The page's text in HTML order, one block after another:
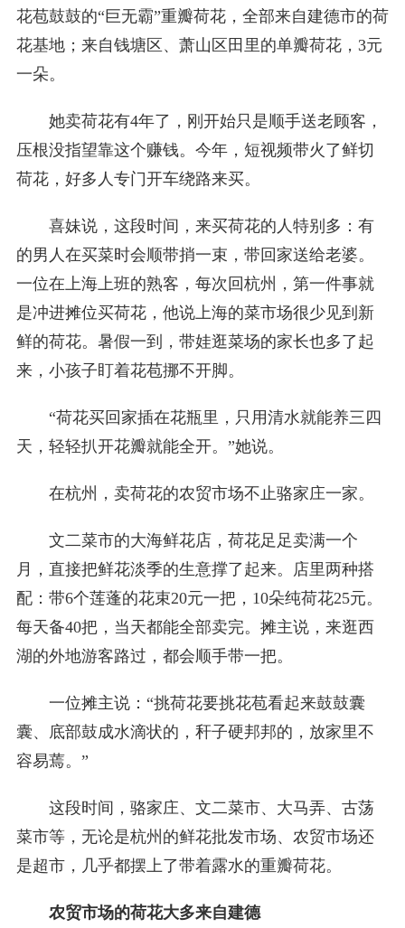
花苞鼓鼓的“巨无霸”重瓣荷花，全部来自建德市的荷
花基地；来自钱塘区、萧山区田里的单瓣荷花，3元
一朵。
她卖荷花有4年了，刚开始只是顺手送老顾客，
压根没指望靠这个赚钱。今年，短视频带火了鲜切
荷花，好多人专门开车绕路来买。
喜妹说，这段时间，来买荷花的人特别多：有
的男人在买菜时会顺带捎一束，带回家送给老婆。
一位在上海上班的熟客，每次回杭州，第一件事就
是冲进摊位买荷花，他说上海的菜市场很少见到新
鲜的荷花。暑假一到，带娃逛菜场的家长也多了起
来，小孩子盯着花苞挪不开脚。
“荷花买回家插在花瓶里，只用清水就能养三四
天，轻轻扒开花瓣就能全开。”她说。
在杭州，卖荷花的农贸市场不止骆家庄一家。
文二菜市的大海鲜花店，荷花足足卖满一个
月，直接把鲜花淡季的生意撑了起来。店里两种搭
配：带6个莲蓬的花束20元一把，10朵纯荷花25元。
每天备40把，当天都能全部卖完。摊主说，来逛西
湖的外地游客路过，都会顺手带一把。
一位摊主说：“挑荷花要挑花苞看起来鼓鼓囊
囊、底部鼓成水滴状的，秆子硬邦邦的，放家里不
容易蔫。”
这段时间，骆家庄、文二菜市、大马弄、古荡
菜市等，无论是杭州的鲜花批发市场、农贸市场还
是超市，几乎都摆上了带着露水的重瓣荷花。
农贸市场的荷花大多来自建德